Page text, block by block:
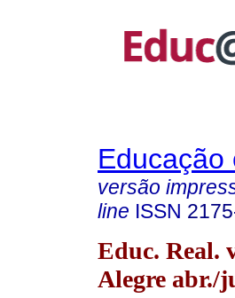
Educação
versão
line ISSN
Educ. Real.
Alegre abr./